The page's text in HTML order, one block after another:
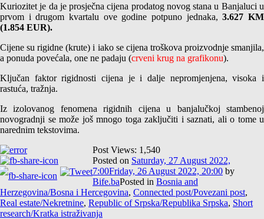
Kuriozitet je da je prosječna cijena prodatog novog stana u Banjaluci u
prvom i drugom kvartalu ove godine potpuno jednaka,3.627 KM
(1.854 EUR).
Cijene su rigidne (krute) i iako se cijena troškova proizvodnje smanjila,
a ponuda povećala, one ne padaju (crveni krug na grafikonu).
Ključan faktor rigidnosti cijena je i dalje nepromjenjena, visoka i
rastuća, tražnja.
Iz izolovanog fenomena rigidnih cijena u banjalučkoj stambenoj
novogradnji se može još mnogo toga zaključiti i saznati, ali o tome u
narednim tekstovima.
Post Views: 1,540
Posted on Saturday, 27 August 2022,
7:00Friday, 26 August 2022, 20:00 by
Bife.baPosted in Bosnia and
Herzegovina/Bosna i Hercegovina, Connected post/Povezani post,
Real estate/Nekretnine, Republic of Srpska/Republika Srpska, Short
research/Kratka istraživanja